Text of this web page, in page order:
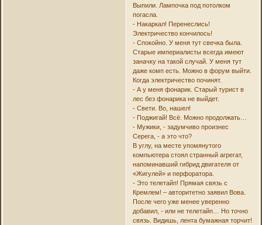
Выпили. Лампочка под потолком
погасла.
- Накаркал! Перенеслись!
Электричество кончилось!
- Спокойно. У меня тут свечка была.
Старые империалисты всегда имеют
заначку на такой случай. У меня тут
даже комп есть. Можно в форум выйти.
Когда электричество починят.
- А у меня фонарик. Старый турист в
лес без фонарика не выйдет.
- Свети. Во, нашел!
- Поджигай! Всё. Можно продолжать…
- Мужики, - задумчиво произнес
Серега, - а это что?
В углу, на месте упомянутого
компьютера стоял странный агрегат,
напоминавший гибрид двигателя от
«Жигулей» и перфоратора.
- Это телетайп! Прямая связь с
Кремлем! – авторитетно заявил Вова.
После чего уже менее уверенно
добавил, - или не телетайп… Но точно
связь. Видишь, лента бумажная торчит!